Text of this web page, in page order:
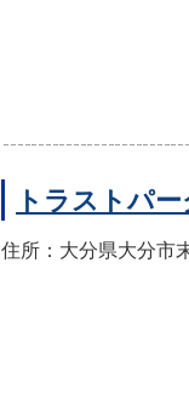
トラストパ
住所：大分県大分市